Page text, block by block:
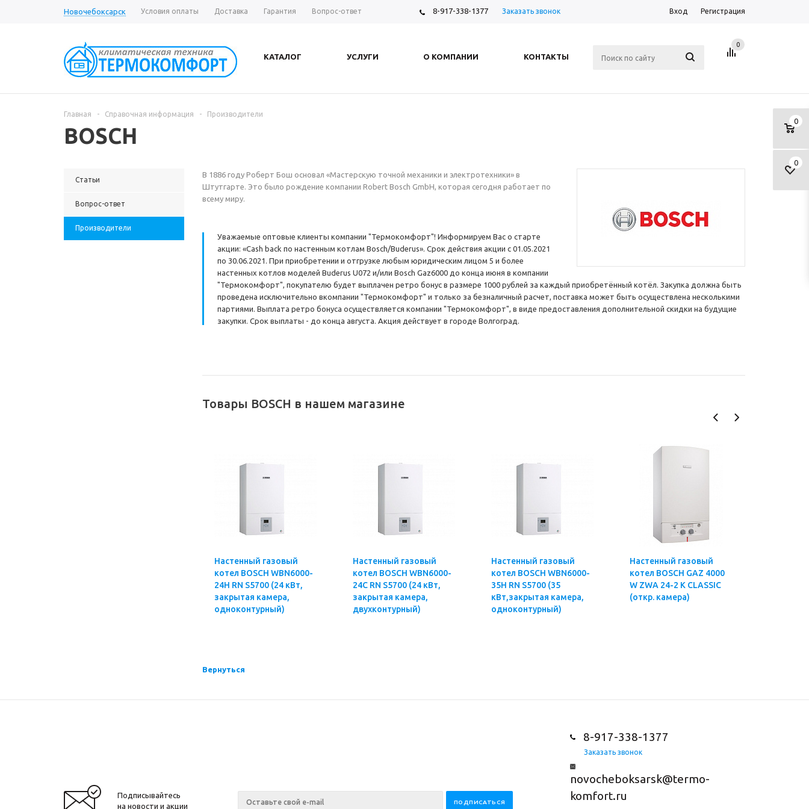
Новочебоксарск Условия оплаты Доставка Гарантия Вопрос-ответ 8-917-338-1377 Заказать звонок Вход Регистрация
КАТАЛОГ УСЛУГИ О КОМПАНИИ КОНТАКТЫ
0
0
0
Главная - Справочная информация - Производители
BOSCH
Статьи
Вопрос-ответ
Производители
В 1886 году Роберт Бош основал «Мастерскую точной механики и электротехники» в
Штутгарте. Это было рождение компании Robert Bosch GmbH, которая сегодня работает по
всему миру.
Уважаемые оптовые клиенты компании "Термокомфорт"! Информируем Вас о старте
акции: «Cash back по настенным котлам Bosch/Buderus». Срок действия акции с 01.05.2021
по 30.06.2021. При приобретении и отгрузке любым юридическим лицом 5 и более
настенных котлов моделей Buderus U072 и/или Bosch Gaz6000 до конца июня в компании
"Термокомфорт", покупателю будет выплачен ретро бонус в размере 1000 рублей за каждый приобретённый котёл. Закупка должна быть
проведена исключительно вкомпании "Термокомфорт" и только за безналичный расчет, поставка может быть осуществлена несколькими
партиями. Выплата ретро бонуса осуществляется компании "Термокомфорт", в виде предоставления дополнительной скидки на будущие
закупки. Срок выплаты - до конца августа. Акция действует в городе Волгоград.
Товары BOSCH в нашем магазине
Настенный газовый
котел BOSCH WBN6000-
24H RN S5700 (24 кВт,
закрытая камера,
одноконтурный)
Настенный газовый
котел BOSCH WBN6000-
24C RN S5700 (24 кВт,
закрытая камера,
двухконтурный)
Настенный газовый
котел BOSCH WBN6000-
35H RN S5700 (35
кВт,закрытая камера,
одноконтурный)
Настенный газовый
котел BOSCH GAZ 4000
W ZWA 24-2 K CLASSIC
(откр. камера)
Вернуться
Подписывайтесь
на новости и акции
8-917-338-1377
Заказать звонок
novocheboksarsk@termo-
komfort.ru